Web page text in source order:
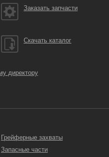
Заказать запчасти
Скачать каталог
директору
Грейферные захваты
Запасные части